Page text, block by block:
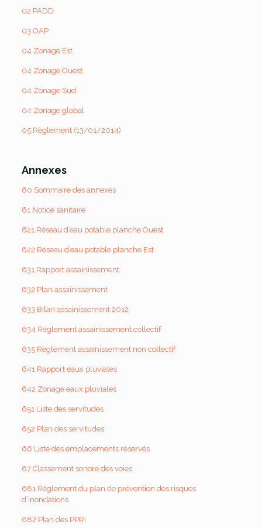
02 PADD
03 OAP
04 Zonage Est
04 Zonage Ouest
04 Zonage Sud
04 Zonage global
05 Règlement (13/01/2014)
Annexes
60 Sommaire des annexes
61 Notice sanitaire
621 Réseau d’eau potable planche Ouest
622 Réseau d’eau potable planche Est
631 Rapport assainissement
632 Plan assainissement
633 Bilan assainissement 2012
634 Règlement assainissement collectif
635 Règlement assainissement non collectif
641 Rapport eaux pluviales
642 Zonage eaux pluviales
651 Liste des servitudes
652 Plan des servitudes
66 Liste des emplacements réservés
67 Classement sonore des voies
681 Règlement du plan de prévention des risques
d’inondations
682 Plan des PPRI